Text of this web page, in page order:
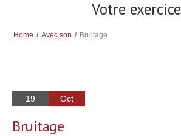
Votre exercice
Home / Avec son / Bruitage
19 Oct
Bruitage